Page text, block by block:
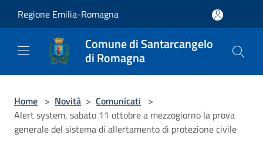
Regione Emilia-Romagna
Comune di Santarcangelo
di Romagna
Home > Novità > Comunicati >
Alert system, sabato 11 ottobre a mezzogiorno la prova
generale del sistema di allertamento di protezione civile